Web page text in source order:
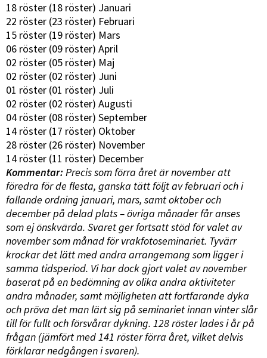
18 röster (18 röster) Januari
22 röster (23 röster) Februari
15 röster (19 röster) Mars
06 röster (09 röster) April
02 röster (05 röster) Maj
02 röster (02 röster) Juni
01 röster (01 röster) Juli
02 röster (02 röster) Augusti
04 röster (08 röster) September
14 röster (17 röster) Oktober
28 röster (26 röster) November
14 röster (11 röster) December
Kommentar: Precis som förra året är november att
föredra för de flesta, ganska tätt följt av februari och i
fallande ordning januari, mars, samt oktober och
december på delad plats – övriga månader får anses
som ej önskvärda. Svaret ger fortsatt stöd för valet av
november som månad för vrakfotoseminariet. Tyvärr
krockar det lätt med andra arrangemang som ligger i
samma tidsperiod. Vi har dock gjort valet av november
baserat på en bedömning av olika andra aktiviteter
andra månader, samt möjligheten att fortfarande dyka
och pröva det man lärt sig på seminariet innan vinter slår
till för fullt och försvårar dykning. 128 röster lades i år på
frågan (jämfört med 141 röster förra året, vilket delvis
förklarar nedgången i svaren).